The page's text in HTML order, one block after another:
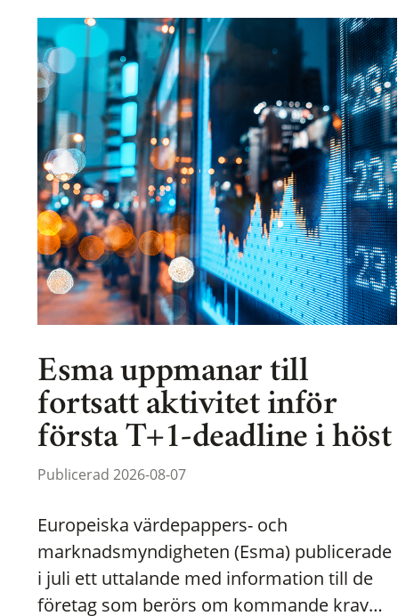
Esma uppmanar till
fortsatt aktivitet inför
första T+1-deadline i höst
Publicerad 2026-08-07
Europeiska värdepappers- och
marknadsmyndigheten (Esma) publicerade
i juli ett uttalande med information till de
företag som berörs om kommande krav…